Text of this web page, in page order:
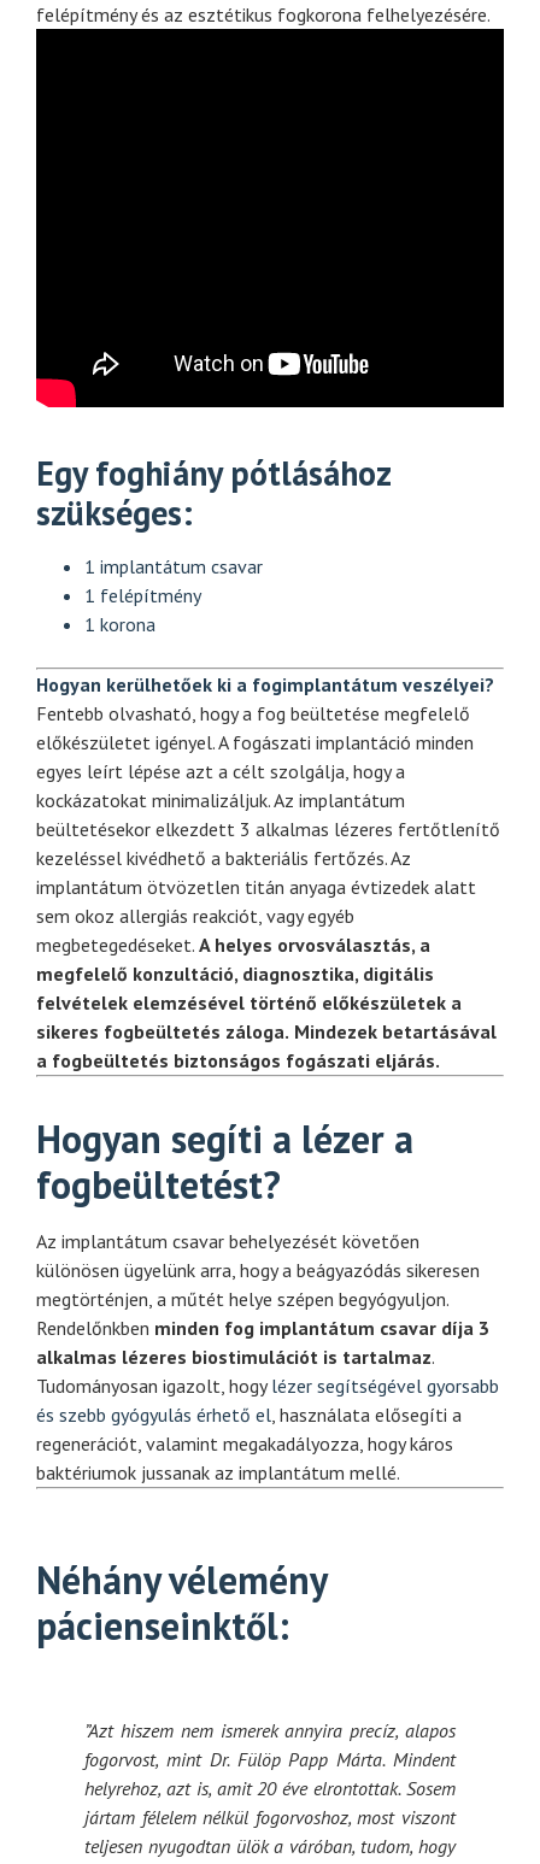
felépítmény és az esztétikus fogkorona felhelyezésére.
Egy foghiány pótlásához
szükséges:
1 implantátum csavar
1 felépítmény
1 korona
Hogyan kerülhetőek ki a fogimplantátum veszélyei?
Fentebb olvasható, hogy a fog beültetése megfelelő
előkészületet igényel. A fogászati implantáció minden
egyes leírt lépése azt a célt szolgálja, hogy a
kockázatokat minimalizáljuk.Az implantátum
beültetésekor elkezdett 3 alkalmas lézeres fertőtlenítő
kezeléssel kivédhető a bakteriális fertőzés. Az
implantátum ötvözetlen titán anyaga évtizedek alatt
sem okoz allergiás reakciót, vagy egyéb
megbetegedéseket. A helyes orvosválasztás, a
megfelelő konzultáció, diagnosztika, digitális
felvételek elemzésével történő előkészületek a
sikeres fogbeültetés záloga. Mindezek betartásával
a fogbeültetés biztonságos fogászati eljárás.
Hogyan segíti a lézer a
fogbeültetést?
Az implantátum csavar behelyezését követően
különösen ügyelünk arra, hogy a beágyazódás sikeresen
megtörténjen, a műtét helye szépen begyógyuljon.
Rendelőnkben minden fog implantátum csavar díja 3
alkalmas lézeres biostimulációt is tartalmaz.
Tudományosan igazolt, hogylézer segítségével gyorsabb
és szebb gyógyulás érhető el , használata elősegíti a
regenerációt, valamint megakadályozza, hogy káros
baktériumok jussanak az implantátum mellé.
Néhány vélemény
pácienseinktől:
”Azt hiszem nem ismerek annyira precíz, alapos
fogorvost, mint Dr. Fülöp Papp Márta. Mindent
helyrehoz, azt is, amit 20 éve elrontottak. Sosem
jártam félelem nélkül fogorvoshoz, most viszont
teljesen nyugodtan ülök a váróban, tudom, hogy